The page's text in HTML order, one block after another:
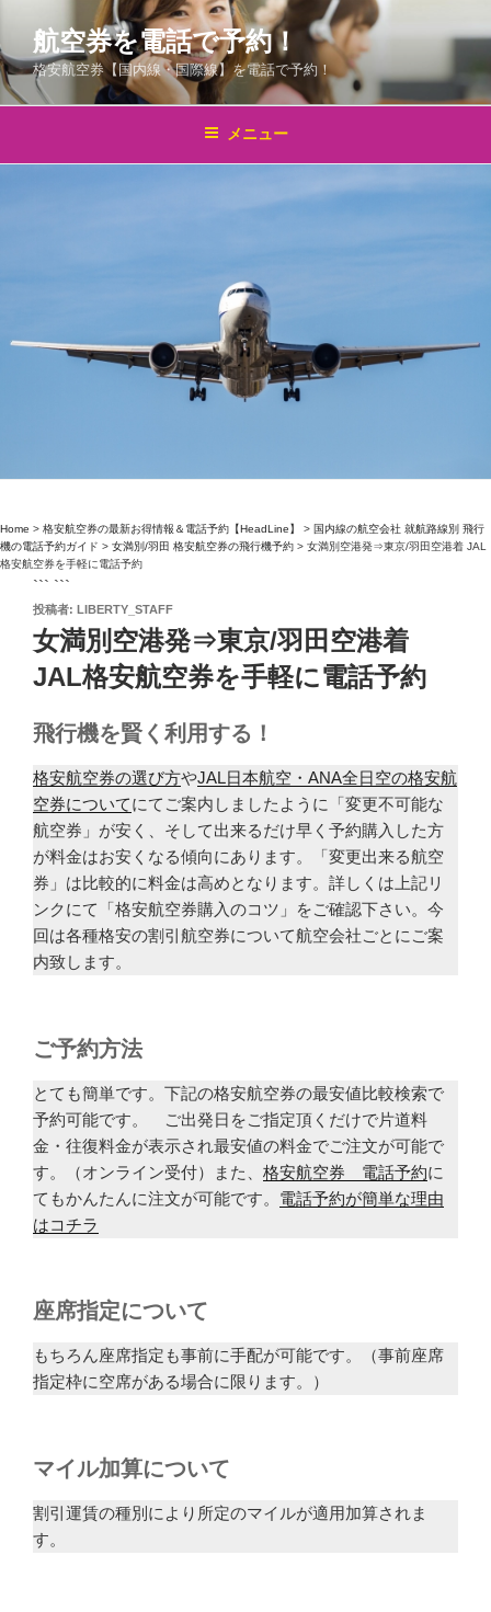
テ
ン
ス
航空券を電話で予約！
格安航空券【国内線・国際線】を電話で予約！
メニュー
Home > 格安航空券の最新お得情報＆電話予約【HeadLine】 > 国内線の航空会社 就航路線別 飛行
機の電話予約ガイド > 女満別/羽田 格安航空券の飛行機予約 > 女満別空港発⇒東京/羽田空港着 JAL
格安航空券を手軽に電話予約
``` ```
投
稿
日:
投稿者: LIBERTY_STAFF
女満別空港発⇒東京/羽田空港着
JAL格安航空券を手軽に電話予約
飛行機を賢く利用する！
格安航空券の選び方やJAL日本航空・ANA全日空の格安航
空券についてにてご案内しましたように「変更不可能な
航空券」が安く、そして出来るだけ早く予約購入した方
が料金はお安くなる傾向にあります。「変更出来る航空
券」は比較的に料金は高めとなります。詳しくは上記リ
ンクにて「格安航空券購入のコツ」をご確認下さい。今
回は各種格安の割引航空券について航空会社ごとにご案
内致します。
ご予約方法
とても簡単です。下記の格安航空券の最安値比較検索で
予約可能です。 ご出発日をご指定頂くだけで片道料
金・往復料金が表示され最安値の料金でご注文が可能で
す。（オンライン受付）また、 格安航空券 電話予約に
てもかんたんに注文が可能です。 電話予約が簡単な理由
はコチラ
座席指定について
もちろん座席指定も事前に手配が可能です。（事前座席
指定枠に空席がある場合に限ります。）
マイル加算について
割引運賃の種別により所定のマイルが適用加算されま
す。